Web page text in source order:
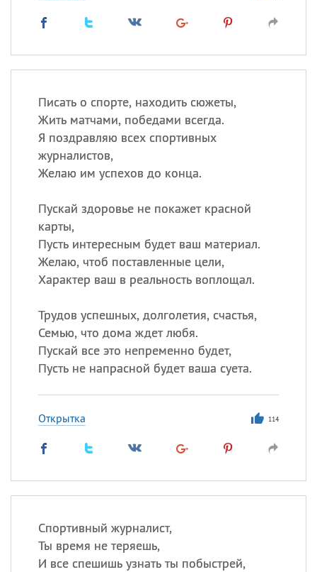
Писать о спорте, находить сюжеты,
Жить матчами, победами всегда.
Я поздравляю всех спортивных
журналистов,
Желаю им успехов до конца.
Пускай здоровье не покажет красной
карты,
Пусть интересным будет ваш материал.
Желаю, чтоб поставленные цели,
Характер ваш в реальность воплощал.
Трудов успешных, долголетия, счастья,
Семью, что дома ждет любя.
Пускай все это непременно будет,
Пусть не напрасной будет ваша суета.
Открытка 114
Спортивный журналист,
Ты время не теряешь,
И все спешишь узнать ты побыстрей,